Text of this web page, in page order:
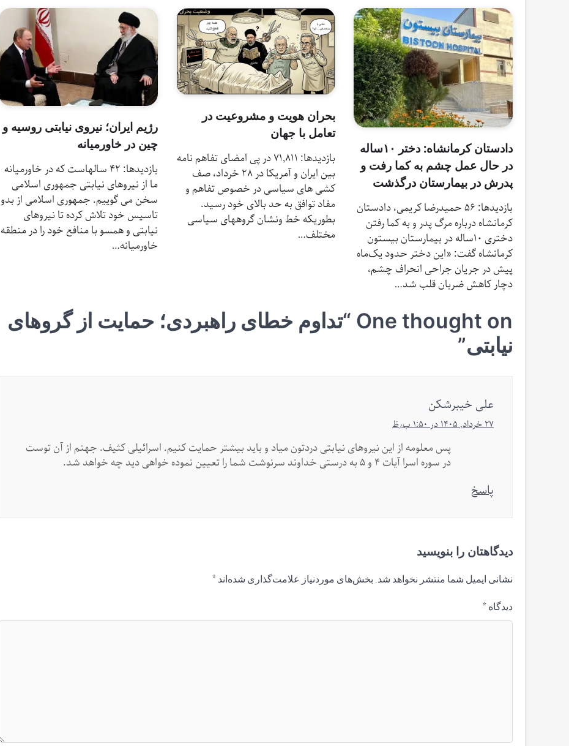
دادستان کرمانشاه: دختر ۱۰ساله
در حال عمل چشم به کما رفت و
پدرش در بیمارستان درگذشت
بازدیدها: 56 حمیدرضا کریمی، دادستان
کرمانشاه درباره مرگ پدر و به کما رفتن
دختری ۱۰ساله در بیمارستان بیستون
کرمانشاه گفت: «این دختر حدود یک‌ماه
پیش در جریان جراحی انحراف چشم،
دچار کاهش ضربان قلب شد…
بحران هویت و مشروعیت در
تعامل با جهان
بازدیدها: 71,811 در پی امضای تفاهم نامه
بین ایران و آمریکا در 28 خرداد، صف
کشی های سیاسی در خصوص تفاهم و
مفاد توافق به حد بالای خود رسید.
بطوریکه خط ونشان گروههای سیاسی
مختلف…
رژیم ایران؛ نیروی نیابتی روسیه و
چین در خاورمیانه
بازدیدها: 42 سالهاست که در خاورمیانه
ما از نیروهای نیابتی جمهوری اسلامی
سخن می گوییم. جمهوری اسلامی از بدو
تاسیس خود تلاش کرده تا نیروهای
نیابتی و همسو با منافع خود را در منطقه
خاورمیانه…
One thought on “ تداوم خطای راهبردی؛ حمایت از گروهای
نیابتی”
علی خیبرشکن
۲۷ خرداد, ۱۴۰۵ در ۱:۵۰ ب٫ظ
پس معلومه از این نیروهای نیابتی دردتون میاد و باید بیشتر حمایت کنیم. اسرائیلی کثیف. جهنم از آن توست
در سوره اسرا آیات 4 و 5 به درستی خداوند سرنوشت شما را تعیین نموده خواهی دید چه خواهد شد.
پاسخ
دیدگاهتان را بنویسید
نشانی ایمیل شما منتشر نخواهد شد. بخش‌های موردنیاز علامت‌گذاری شده‌اند *
دیدگاه *